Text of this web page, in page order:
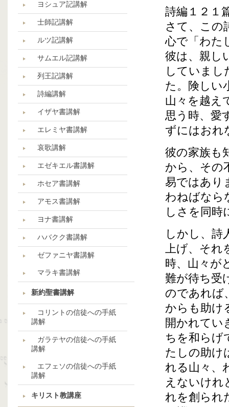
ヨシュア記講解
士師記講解
ルツ記講解
サムエル記講解
列王記講解
詩編講解
イザヤ書講解
エレミヤ書講解
哀歌講解
エゼキエル書講解
ホセア書講解
アモス書講解
ヨナ書講解
ハバクク書講解
ゼファニヤ書講解
マラキ書講解
新約聖書講解
コリントの信徒への手紙
講解
ガラテヤの信徒への手紙
講解
エフェソの信徒への手紙
講解
キリスト教講座
詩編１２１
さて、この
心で「わた
彼は、親し
していまし
た。険しい
山々を越え
思う時、愛
ずにはおれ
彼の家族も
から、その
易ではあり
わねばなら
しさを同時
しかし、詩
上げ、それ
時、山々が
難が待ち受
のであれば
からも助け
開かれてい
ちを和らげ
たしの助け
れる山々、
えないけれ
れを創られ